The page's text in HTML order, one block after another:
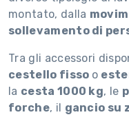
montato, dalla
sollevamento di
Tra gli accessori
cestello fisso o
la cesta 1000 kg, le
forche, il gancio su